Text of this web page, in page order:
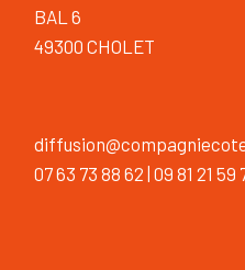
BAL 6
49300 CHOLET
07 63 73 88 62 | 09 81 21 59